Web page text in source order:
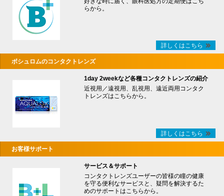
らから。
詳しくはこちら
ボシュロムのコンタクトレンズ
1day 2weekなど各種コンタクトレンズの紹介
近視用／遠視用、乱視用、遠近両用コンタク
トレンズはこちらから。
詳しくはこちら
お客様サポート
サービス＆サポート
コンタクトレンズユーザーの皆様の瞳の健康
を守る便利なサービスと、疑問を解決するた
めのサポートはこちらから。